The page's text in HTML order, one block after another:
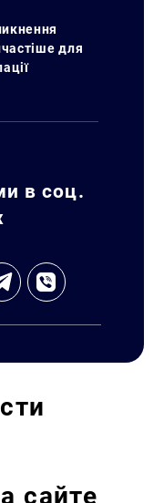
для
в соц.
сайте